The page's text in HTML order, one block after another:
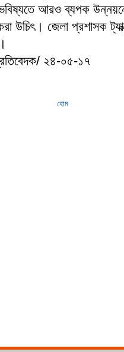
আরও ব্যপক
উচিৎ। জেলা প্রশাসক
২৪-০৫-১৭
হোম